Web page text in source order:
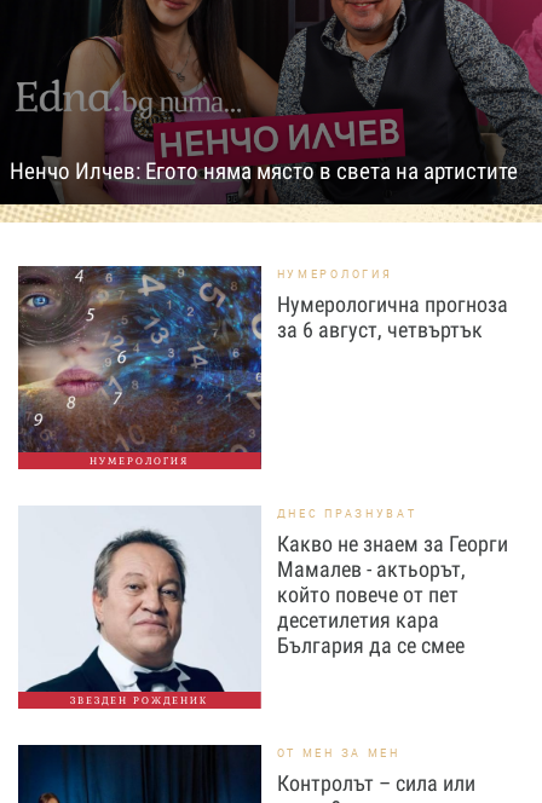
Ненчо Илчев: Егото няма място в света на артистите
НУМЕРОЛОГИЯ
НУМЕРОЛОГИЯ
Нумерологична прогноза
за 6 август, четвъртък
ЗВЕЗДЕН РОЖДЕНИК
ДНЕС ПРАЗНУВАТ
Какво не знаем за Георги
Мамалев - актьорът,
който повече от пет
десетилетия кара
България да се смее
ОТ МЕН ЗА МЕН
Контролът – сила или